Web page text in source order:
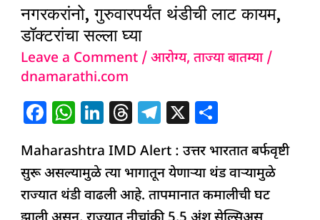
नगरकरांनो, गुरुवारपर्यंत थंडीची लाट कायम,
डॉक्टरांचा सल्ला घ्या
Leave a Comment /आरोग्य,ताज्या बातम्या/
dnamarathi.com
F
c
e
b
W
at
s
A
Li
k
e
dI
T
re
a
d
T
e
g
ra
X
ar
e
Maharashtra IMD Alert : उत्तर भारतात बर्फवृष्टी
सुरू असल्यामुळे त्या भागातून येणाऱ्या थंड वाऱ्यामुळे
राज्यात थंडी वाढली आहे. तापमानात कमालीची घट
घ्या